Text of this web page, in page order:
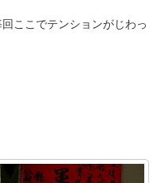
ここでテンションがじわっ